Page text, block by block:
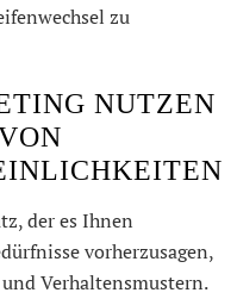
zu
NUTZEN
der es Ihnen
vorherzusagen,
Verhaltensmustern.